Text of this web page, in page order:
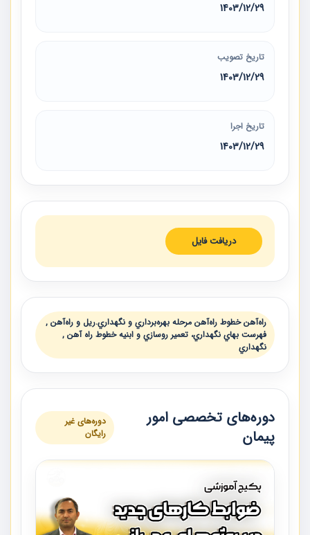
1403/12/29
تاریخ تصویب
1403/12/29
تاریخ اجرا
1403/12/29
دریافت فایل
راه‌آهن خطوط راه‌آهن مرحله بهره‌‌برداري و نگهداري.ريل و راه‌آهن ,
فهرست بهاي نگهداري، تعمير روسازي و ابنيه خطوط راه آهن ,
نگهداري
دوره‌های تخصصی امور
پیمان
دوره‌های غیر
رایگان